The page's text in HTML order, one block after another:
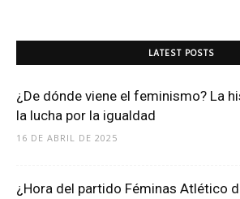
LATEST POSTS
¿De dónde viene el feminismo? La
la lucha por la igualdad
16 DE ABRIL DE 2025
¿Hora del partido Féminas Atlético